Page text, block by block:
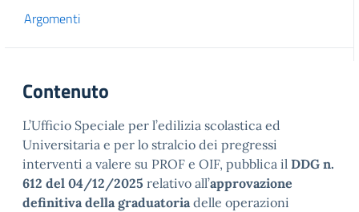
Argomenti
Contenuto
L’Ufficio Speciale per l’edilizia scolastica ed
Universitaria e per lo stralcio dei pregressi
interventi a valere su PROF e OIF, pubblica il DDG n.
612 del 04/12/2025 relativo all’approvazione
definitiva della graduatoriadelle operazioni